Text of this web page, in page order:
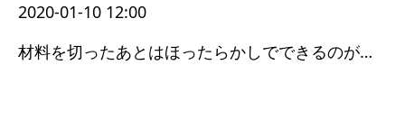
2020-01-10 12:00
材料を切ったあとはほったらかしでできるのが良い